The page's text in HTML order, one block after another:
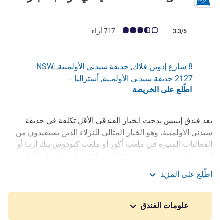
ملاحظة أراء العملاء (رأي ALL)
3.3/5 717 أراء
8 شارع إدوين فلاك, حديقة سيدني الأولمبية, NSW,
2127 حديقة سيدني الأولمبية, أستراليا
-
اطّلع على الخريطة
الوصف
يعد فندق إيبيس بدجت الخيار الفندقي الأقل تكلفة في حديقة
سيدني الأولمبية، وهو الخيار المثالي للنزلاء الذين يستفيدون من
الفعاليات المثيرة في ملعب أكور أو ملعب كيودوس بنك أرينا أو
فضلاً عن خدمة WiFi سريعة ومجانية في جميع أنحاء الفندق. يتم
تقديم وجبة إفطار كونتيننتال مفتوحة كل صباح ويتوفر موقف
اطّلِع على المزيد
علومات الفندق